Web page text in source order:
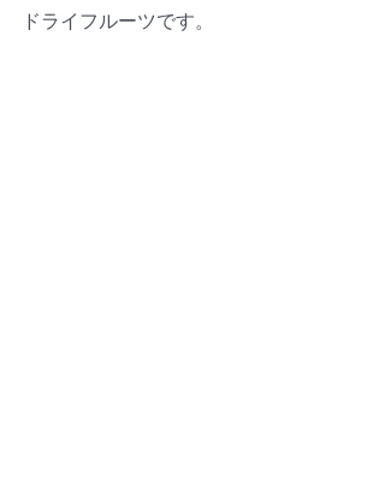
ドライフルーツです。